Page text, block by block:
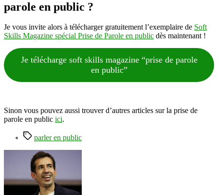
parole en public ?
Je vous invite alors à télécharger gratuitement l’exemplaire de Soft
Skills Magazine spécial Prise de Parole en public dès maintenant !
Je télécharge soft skills magazine “prise de parole
en public”
Sinon vous pouvez aussi trouver d’autres articles sur la prise de
parole en public ici.
Étiquettes
parler en public